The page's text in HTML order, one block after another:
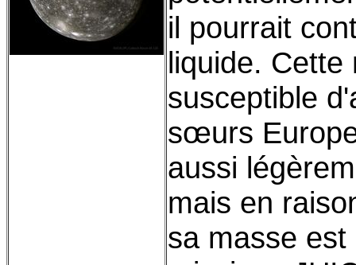
il pourrait
liquide. Cette
susceptible
sœurs
aussi
mais en
sa masse